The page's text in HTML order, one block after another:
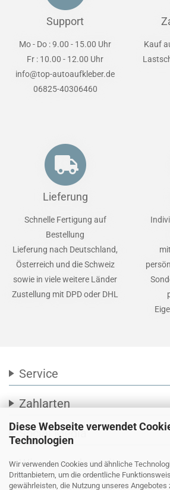
Diese Webseite verwendet
Technologien
Wir verwenden Cookies und ähnliche
Drittanbietern, um die ordentliche
gewährleisten, die Nutzung unseres Angebotes
Support
Mo - Do : 9.00 - 15.00 Uhr
Fr : 10.00 - 12.00 Uhr
info@top-autoaufkleber.de
06825-40306460
Kauf
Lieferung
Schnelle Fertigung auf
Bestellung
Lieferung nach Deutschland,
Österreich und die Schweiz
sowie in viele weitere Länder
Zustellung mit DPD oder DHL
Service
Zahlarten
Social Media
Wir versenden mit